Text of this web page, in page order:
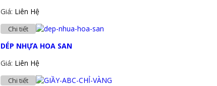
Giá: Liên Hệ
Chi tiết
DÉP NHỰA HOA SAN
Giá: Liên Hệ
Chi tiết